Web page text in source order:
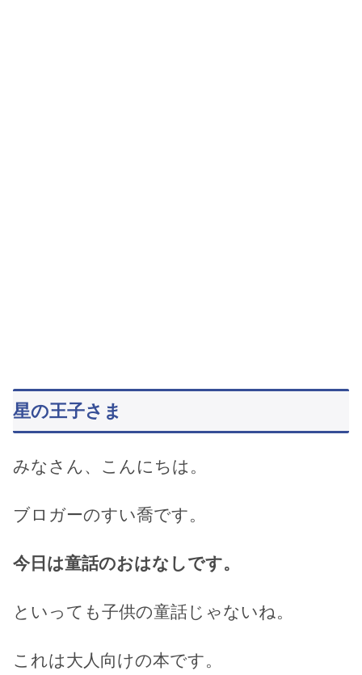
星の王子さま
みなさん、こんにちは。
ブロガーのすい喬です。
今日は童話のおはなしです。
といっても子供の童話じゃないね。
これは大人向けの本です。